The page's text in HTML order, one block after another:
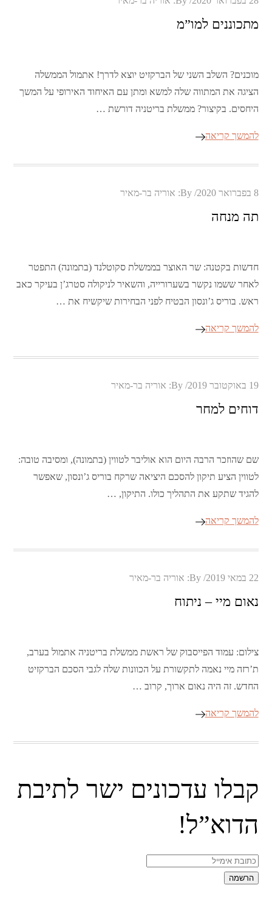
מתכוננים למו”מ
מוכנים? השלב השני של הברקזיט יוצא לדרך! אתמול הממשלה
הציגה את המתווה שלה למשא ומתן עם האיחוד האירופי על המשך
היחסים. בקיצור? ממשלת בריטניה דורשת …
להמשך קריאה
Posted
8 בפברואר 2020 By: אוריה בר-מאיר
תה מנחה
חדשות בקטנה: שר האוצר בממשלת סקוטלנד (בתמונה) התפטר
לאחר ששמו נקשר בשערורייה, והשאיר לניקולה סטרג’ן בעיקר כאב
ראש. בוריס ג’ונסון הבטיח לפני הבחירות שיקשיח את …
להמשך קריאה
Posted
19 באוקטובר 2019 By: אוריה בר-מאיר
דוחים למחר
שם שהוזכר הרבה היום הוא אוליבר לטווין (בתמונה), ומסיבה טובה:
לטווין הציע תיקון להסכם היציאה שרקח בוריס ג’ונסון, שאפשר
להגיד שתקע את התהליך כולו. התיקון, …
להמשך קריאה
Posted
22 במאי 2019 By: אוריה בר-מאיר
נאום מיי – ניתוח
צילום: עמוד הפייסבוק של ראשת ממשלת בריטניה אתמול בערב,
ת’רזה מיי נאמה לתקשורת על הכוונות שלה לגבי הסכם הברקזיט
החדש. זה היה נאום ארוך, קרוב …
להמשך קריאה
קבלו עדכונים ישר לתיבת
הדוא”ל!